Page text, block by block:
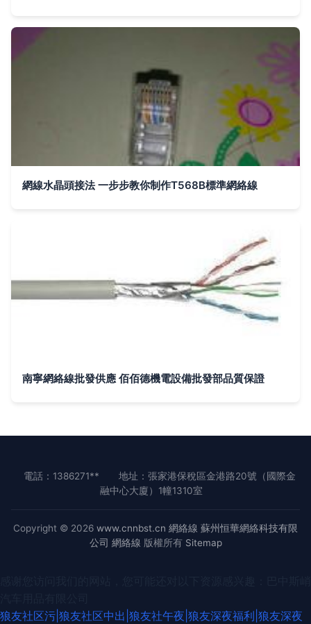
網線水晶頭接法 一步步教你制作T568B標準網絡線
南寧網絡線批發供應 佰佰德機電設備批發部品質保證
電話：1386271**
地址：張家港保稅區金港路20號（國際金
融中心大廈）1幢1310室
Copyright © 2026 www.cnnbst.cn 網絡線 蘇州恒華網絡科技有限
公司 網絡線 版權所有 Sitemap
狼友社区污|狼友社区中出|狼友社午夜|狼友深夜福利|狼友深夜